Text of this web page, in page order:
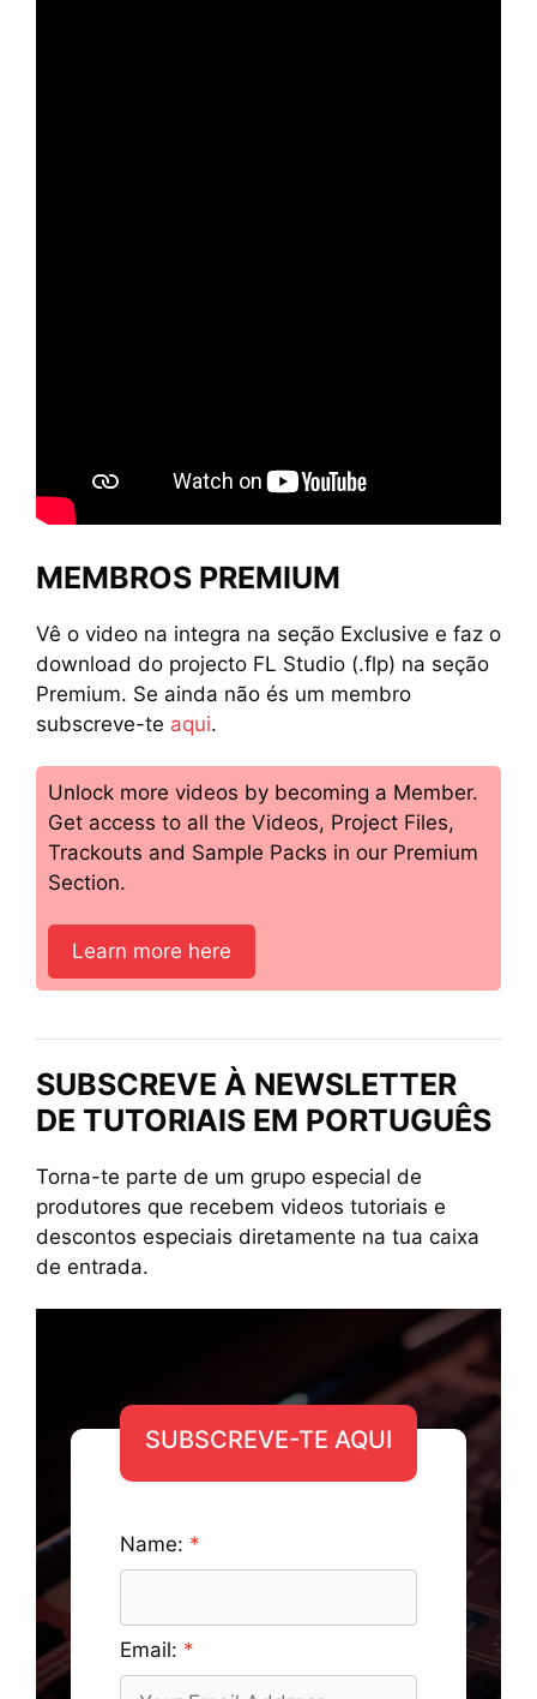
MEMBROS PREMIUM
Vê o video na integra na seção Exclusive e faz o
download do projecto FL Studio (.flp) na seção
Premium. Se ainda não és um membro
subscreve-te aqui.
Unlock more videos by becoming a Member.
Get access to all the Videos, Project Files,
Trackouts and Sample Packs in our Premium
Section.
Learn more here
SUBSCREVE À NEWSLETTER
DE TUTORIAIS EM PORTUGUÊS
Torna-te parte de um grupo especial de
produtores que recebem videos tutoriais e
descontos especiais diretamente na tua caixa
de entrada.
SUBSCREVE-TE AQUI
Name:
Email: